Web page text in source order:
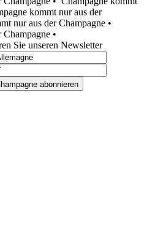
kommt nur aus der
nur aus der Champagne •
•
Sie unseren Newsletter
abonnieren